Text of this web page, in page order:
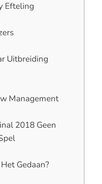
Efteling
Uitbreiding
Management
2018 Geen
Gedaan?